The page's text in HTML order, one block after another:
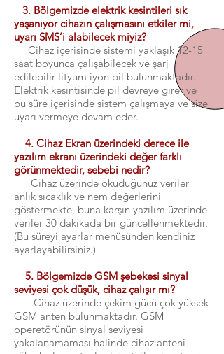
3. Bölgemizde elektrik kesintileri sık
yaşanıyor cihazın çalışmasını etkiler mi,
uyarı SMS’i alabilecek miyiz?
Cihaz içerisinde sistemi yaklaşık 12-15
saat boyunca çalışabilecek ve şarj
edilebilir lityum iyon pil bulunmaktadır.
Elektrik kesintisinde pil devreye girer ve
bu süre içerisinde sistem çalışmaya ve size
uyarı vermeye devam eder.
4. Cihaz Ekran üzerindeki derece ile
yazılım ekranı üzerindeki değer farklı
görünmektedir, sebebi nedir?
Cihaz üzerinde okuduğunuz veriler
anlık sıcaklık ve nem değerlerini
göstermekte, buna karşın yazılım üzerinde
veriler 30 dakikada bir güncellenmektedir.
(Bu süreyi ayarlar menüsünden kendiniz
ayarlayabilirsiniz.)
5. Bölgemizde GSM şebekesi sinyal
seviyesi çok düşük, cihaz çalışır mı?
Cihaz üzerinde çekim gücü çok yüksek
GSM anten bulunmaktadır. GSM
operetörünün sinyal seviyesi
yakalanamaması halinde cihaz anteni